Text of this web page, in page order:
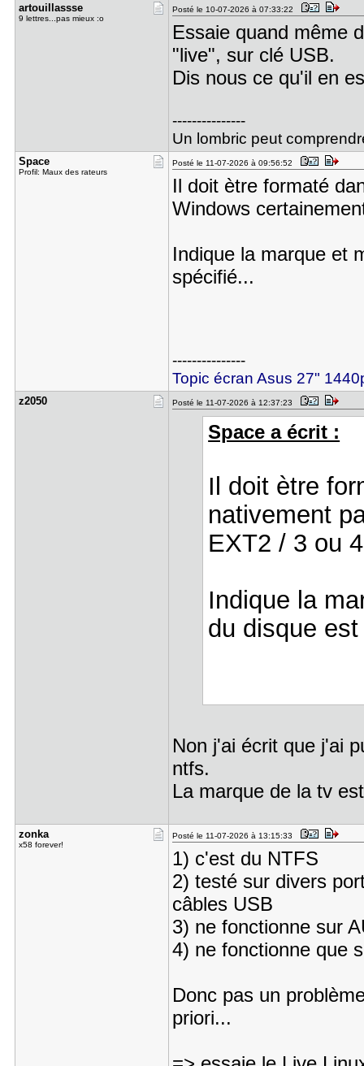
artouillas​sse
9 lettres...pas mieux :o
Posté le 10-07-2026 à 07:33:22
Essaie quand même
"live", sur clé USB.
Dis nous ce qu'il en
---------------
Un lombric peut
Space
Profil: Maux des rateurs
Posté le 11-07-2026 à 09:56:52
Il doit ètre formaté
Windows
Indique la marque et
spécifié...
---------------
Topic écran Asus 27"
z2050 Posté le 11-07-2026 à 12:37:23
Space a écrit :
Il doit ètre
nativement
EXT2 / 3 ou
Indique la
du disque
Non j'ai écrit que j'ai
ntfs.
La marque de la tv
zonka
x58 forever!
Posté le 11-07-2026 à 13:15:33
1) c'est du NTFS
2) testé sur divers
câbles USB
3) ne fonctionne sur
4) ne fonctionne que
Donc pas un
priori...